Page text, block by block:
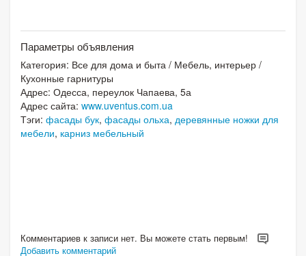
Параметры объявления
Категория: Все для дома и быта / Мебель, интерьер /
Кухонные гарнитуры
Адрес: Одесса, переулок Чапаева, 5а
Адрес сайта: www.uventus.com.ua
Тэги: фасады бук, фасады ольха, деревянные ножки для
мебели, карниз мебельный
Комментариев к записи нет. Вы можете стать первым!
Добавить комментарий